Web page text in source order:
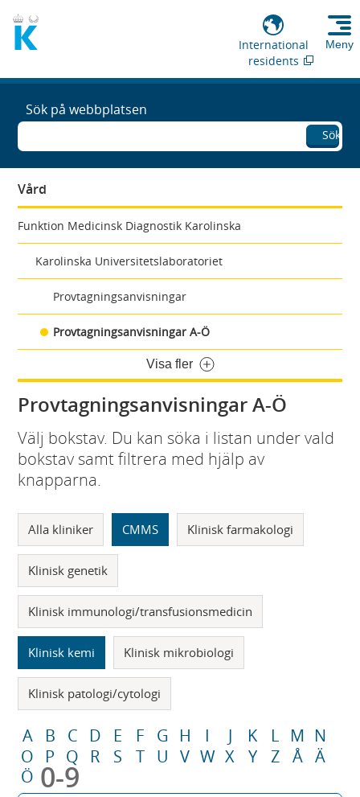
International
residents
Meny
Sök på webbplatsen
Sök
Vård
Funktion Medicinsk Diagnostik Karolinska
Karolinska Universitetslaboratoriet
Provtagningsanvisningar
Provtagningsanvisningar A-Ö
Visa fler
Provtagningsanvisningar A-Ö
Välj bokstav. Du kan söka i listan under vald
bokstav samt filtrera med hjälp av
knapparna.
Alla kliniker CMMS Klinisk farmakologi
Klinisk genetik
Klinisk immunologi/transfusionsmedicin
Klinisk kemi Klinisk mikrobiologi
Klinisk patologi/cytologi
A B C D E F G H I J K L M N
O
P Q R S T U V W X Y Z Å Ä
Ö 0-9